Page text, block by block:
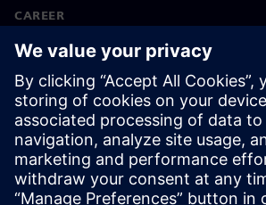
CAREER
©Siemens 2026
기업 정보
개인정보 처리방침